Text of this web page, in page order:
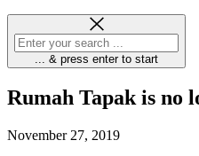
... & press enter to start
Rumah Tapak is no
November 27, 2019